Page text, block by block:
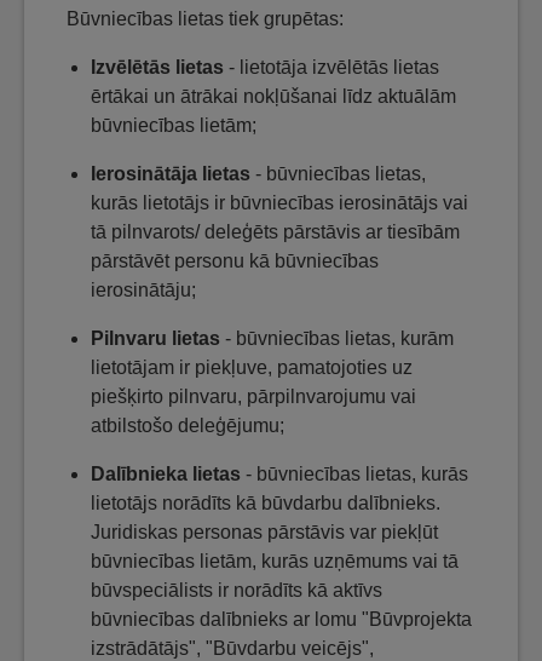
Būvniecības lietas tiek grupētas:
Izvēlētās lietas - lietotāja izvēlētās lietas
ērtākai un ātrākai nokļūšanai līdz aktuālām
būvniecības lietām;
Ierosinātāja lietas - būvniecības lietas,
kurās lietotājs ir būvniecības ierosinātājs vai
tā pilnvarots/ deleģēts pārstāvis ar tiesībām
pārstāvēt personu kā būvniecības
ierosinātāju;
Pilnvaru lietas - būvniecības lietas, kurām
lietotājam ir piekļuve, pamatojoties uz
piešķirto pilnvaru, pārpilnvarojumu vai
atbilstošo deleģējumu;
Dalībnieka lietas - būvniecības lietas, kurās
lietotājs norādīts kā būvdarbu dalībnieks.
Juridiskas personas pārstāvis var piekļūt
būvniecības lietām, kurās uzņēmums vai tā
būvspeciālists ir norādīts kā aktīvs
būvniecības dalībnieks ar lomu "Būvprojekta
izstrādātājs", "Būvdarbu veicējs",